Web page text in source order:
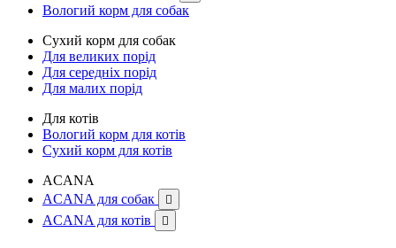
Вологий корм для собак
Сухий корм для собак
Для великих порід
Для середніх порід
Для малих порід
Для котів
Вологий корм для котів
Сухий корм для котів
ACANA
ACANA для собак

ACANA для котів 